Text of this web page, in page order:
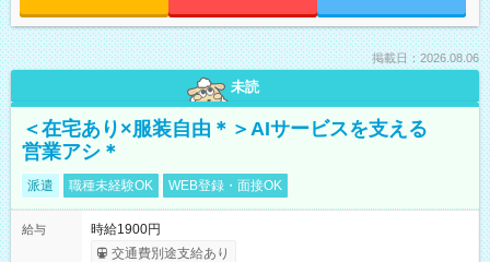
掲載日：2026.08.06
未読
＜在宅あり×服装自由＊＞AIサービスを支える
営業アシ＊
派遣 職種未経験OK WEB登録・面接OK
給与
時給1900円
交通費別途支給あり